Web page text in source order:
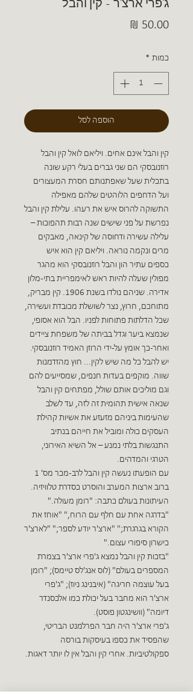
כמות *
הוספה לסל
קין והבל אינם אחים. ויליאם לואל קין והבל
רוזנובסקי הם שני גברים בעלי רקע שונה
בתכלית שעל שאפתנותם חסרת המעצורים
ועל הדחפים הלוהטים שלהם מאפילה
התשוקה להרוס איש את רעהו. עלילת קין והבל
נפרשת על פני שישים שנה רבות תהפוכות –
עלילה עשירה ודחוסה של קינאה, מאבקים
מרים ונקמה נוראה. ויליאם קין הוא איש
כספים עתיר הון והבל רוזנובסקי הוא מהגר
מפולין שעלה להיות ראש לאימפריית בתי-מלון
אדירה. שניהם נולדו בשנת 1906. קין מבריק,
מתוחכם, חרוץ, נצר לשושלת מכובדת ועשירה,
שכל הדלתות פתוחות לפניו. הבל הוא אסופי,
שנמצא ביער וגדל בביתה של משפחת ציידים
ואחר-כך אומץ על-ידי הרוזן האמיד רוזנובסקי.
יש להבל כל מה שיש לקין... חוץ מהזדמנות
שווה. מוקפים בעדות חנפים, שמסייעים להם
וגם מוליכים אותם שולל, מפתחים קין והבל
שנאה אישית תהומית זה לזה, עד לשלב
שהעימות ביניהם מזעזע את אשיות קהילת
העסקים כולה ומוביל את חייהם בנתיב
התנגשות בלתי נמנע – אל השיא האירוני,
הטרגי והמדהים.
עם הופעתו נעשה קין והבל לרב-מכר מס' 1
ברוב ארצות המערב והוסרט כסדרת טלוויזיה.
העיתונות בעולם כתבה: "רומן מעולה."
"בדרגה אחת עם חלף עם הרוח," "אוחז את
הקורא בגרגרת;" "ארצ'ר יודע לספר;" "לארצ'ר
כישרון סיפורי עצום."
"בזכות קין והבל נמצא ג'פרי ארצ'ר בצמרת
המספרים בעולם" (לוס אנג'לס טיימס); "רומן
בעל עוצמה חריגה" (איבנינג ניוז); "ג'פרי
ארצ'ר הוא מחבר בעל יכולת כמו אלכסנדר
דיומה" (וושינגטון פוסט).
ג'פרי ארצ'ר היה חבר הפרלמנט הבריטי,
שהפסיד את כספו בעיסקות בורסה
ספקולטיביות. אחרי קין והבל אין לו יותר דאגות.